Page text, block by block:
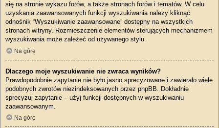
się na stronie wykazu forów, a także stronach forów i tematów. W celu
uzyskania zaawansowanych funkcji wyszukiwania należy kliknąć
odnośnik “Wyszukiwanie zaawansowane” dostępny na wszystkich
stronach witryny. Rozmieszczenie elementów sterujących mechanizmem
wyszukiwania może zależeć od używanego stylu.
Na górę
Dlaczego moje wyszukiwanie nie zwraca wyników?
Prawdopodobnie zapytanie nie było jasno sprecyzowane i zawierało wiele
podobnych zwrotów niezindeksowanych przez phpBB. Dokładnie
sprecyzuj zapytanie – użyj funkcji dostępnych w wyszukiwaniu
zaawansowanym.
Na górę